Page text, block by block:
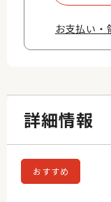
お支払い・
詳細情報
おすすめ